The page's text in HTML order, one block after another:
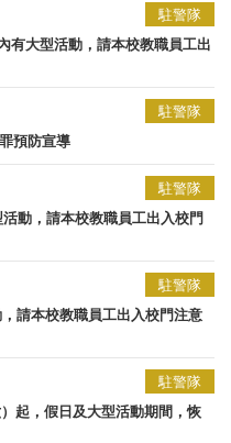
駐警隊
有大型活動，請本校教職員工出
駐警隊
預防宣導
駐警隊
動，請本校教職員工出入校門
駐警隊
請本校教職員工出入校門注意
駐警隊
起，假日及大型活動期間，恢